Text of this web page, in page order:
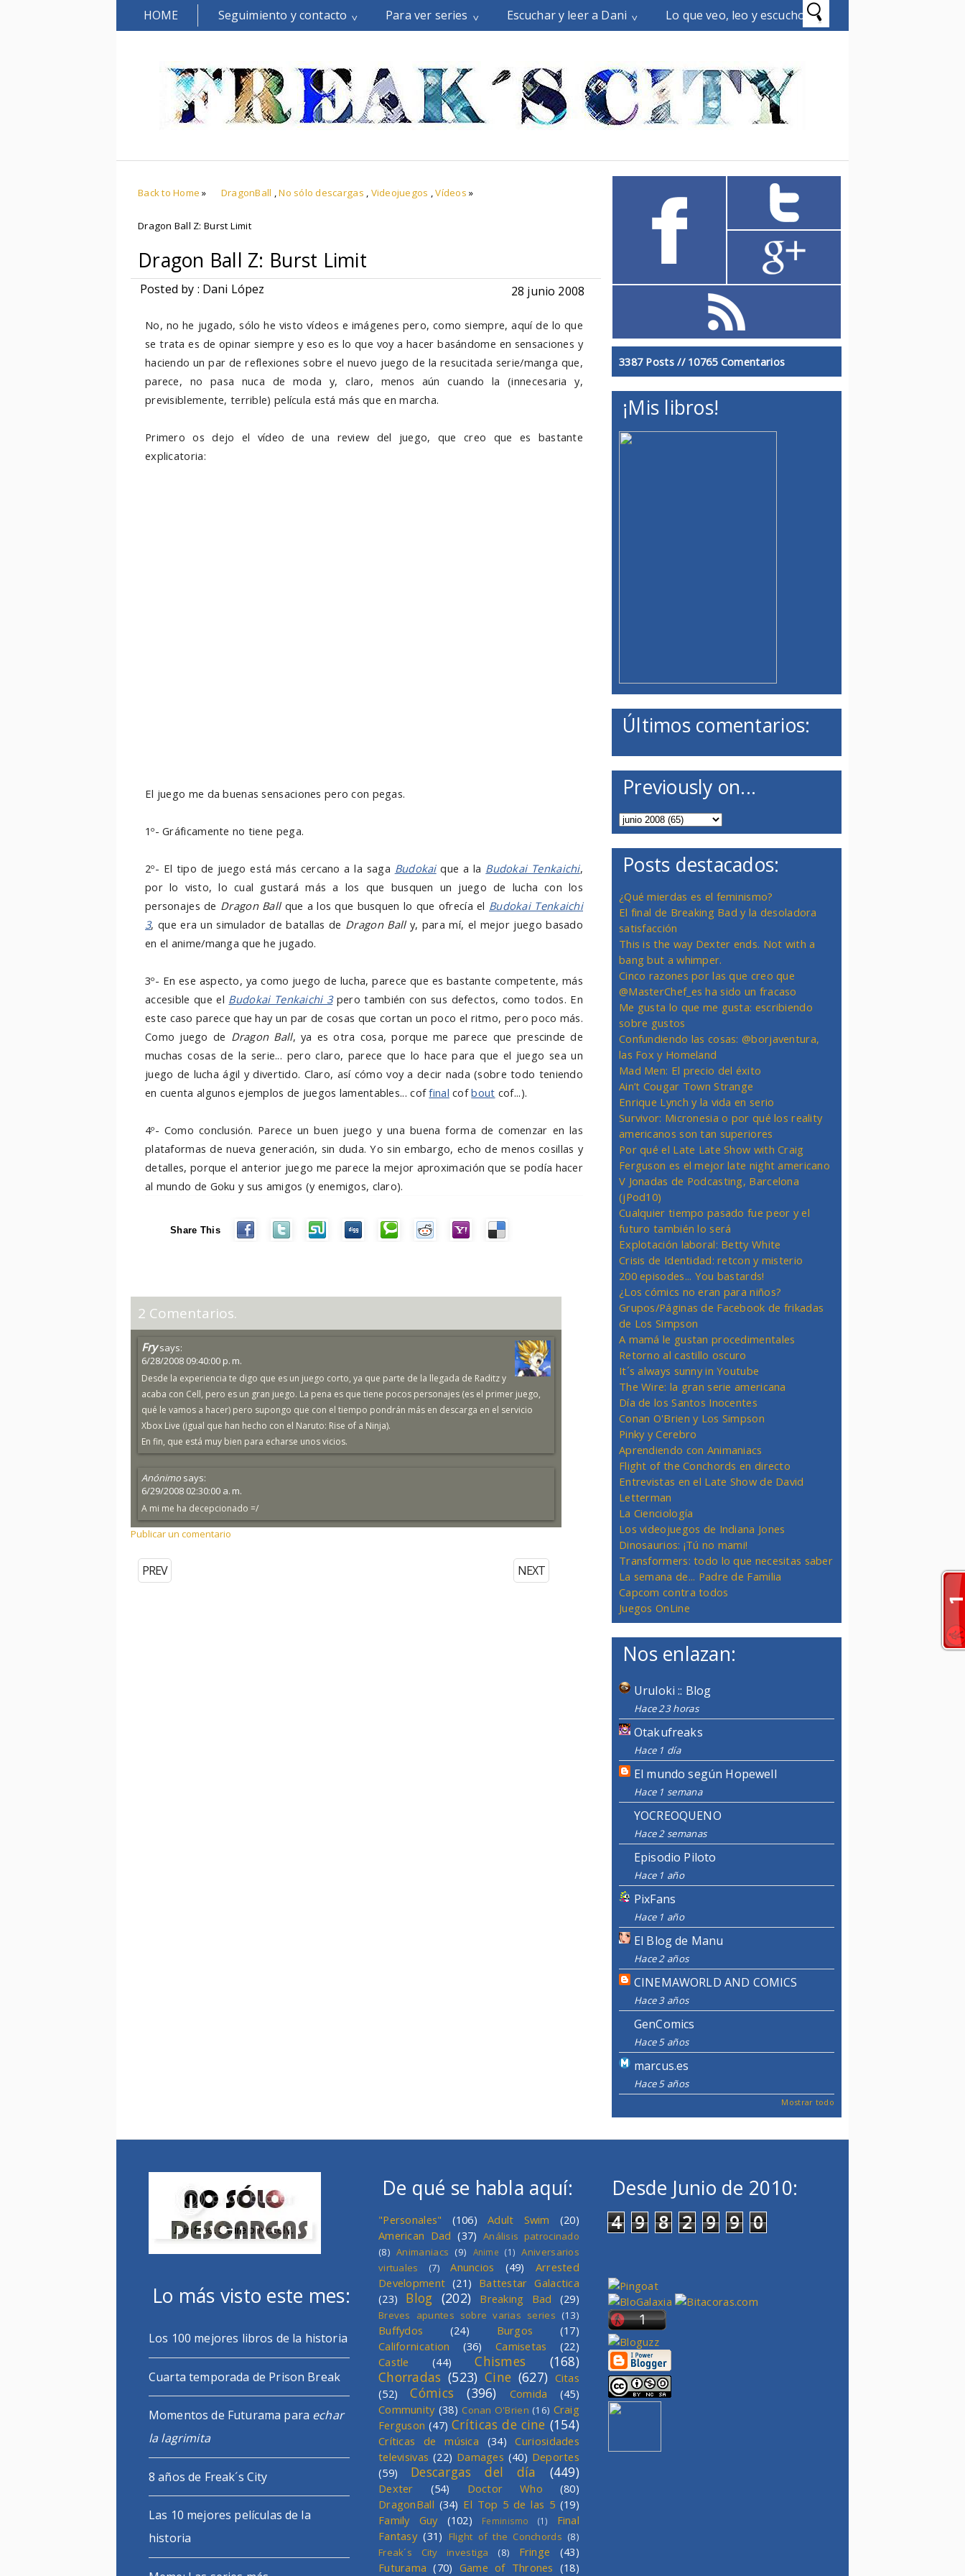
HOME Seguimiento y contacto Para ver series Escuchar y leer a Dani Lo que veo, leo y escucho
Back to Home » DragonBall ,No sólo descargas , Videojuegos ,Vídeos »
Dragon Ball Z: Burst Limit
Dragon Ball Z: Burst Limit
Posted by : Dani López 28 junio 2008
No, no he jugado, sólo he visto vídeos e imágenes pero, como siempre, aquí de lo que
se trata es de opinar siempre y eso es lo que voy a hacer basándome en sensaciones y
haciendo un par de reflexiones sobre el nuevo juego de la resucitada serie/manga que,
parece, no pasa nuca de moda y, claro, menos aún cuando la (innecesaria y,
previsiblemente, terrible) película está más que en marcha.
Primero os dejo el vídeo de una review del juego, que creo que es bastante
explicatoria:
El juego me da buenas sensaciones pero con pegas.
1º- Gráficamente no tiene pega.
2º- El tipo de juego está más cercano a la saga Budokaique a la Budokai Tenkaichi,
por lo visto, lo cual gustará más a los que busquen un juego de lucha con los
personajes de Dragon Ballque a los que busquen lo que ofrecía el Budokai Tenkaichi
3, que era un simulador de batallas de Dragon Bally, para mí, el mejor juego basado
en el anime/manga que he jugado.
3º- En ese aspecto, ya como juego de lucha, parece que es bastante competente, más
accesible que el Budokai Tenkaichi 3pero también con sus defectos, como todos. En
este caso parece que hay un par de cosas que cortan un poco el ritmo, pero poco más.
Como juego de Dragon Ball, ya es otra cosa, porque me parece que prescinde de
muchas cosas de la serie... pero claro, parece que lo hace para que el juego sea un
juego de lucha ágil y divertido. Claro, así cómo voy a decir nada (sobre todo teniendo
en cuenta algunos ejemplos de juegos lamentables... coffinal cofbout cof...).
4º- Como conclusión. Parece un buen juego y una buena forma de comenzar en las
plataformas de nueva generación, sin duda. Yo sin embargo, echo de menos cosillas y
detalles, porque el anterior juego me parece la mejor aproximación que se podía hacer
al mundo de Goku y sus amigos (y enemigos, claro).
Share This
2 Comentarios.
Fry says:
6/28/2008 09:40:00 p. m.
Desde la experiencia te digo que es un juego corto, ya que parte de la llegada de Raditz y
acaba con Cell, pero es un gran juego. La pena es que tiene pocos personajes (es el primer juego,
qué le vamos a hacer) pero supongo que con el tiempo pondrán más en descarga en el servicio
Xbox Live (igual que han hecho con el Naruto: Rise of a Ninja).
En fin, que está muy bien para echarse unos vicios.
Anónimo says:
6/29/2008 02:30:00 a. m.
A mi me ha decepcionado =/
Publicar un comentario
NEXT
PREV
3387 Posts // 10765 Comentarios
¡Mis libros!
Últimos comentarios:
Previously on...
Posts destacados:
¿Qué mierdas es el feminismo?
El final de Breaking Bad y la desoladora
satisfacción
This is the way Dexter ends. Not with a
bang but a whimper.
Cinco razones por las que creo que
@MasterChef_es ha sido un fracaso
Me gusta lo que me gusta: escribiendo
sobre gustos
Confundiendo las cosas: @borjaventura,
las Fox y Homeland
Mad Men: El precio del éxito
Ain’t Cougar Town Strange
Enrique Lynch y la vida en serio
Survivor: Micronesia o por qué los reality
americanos son tan superiores
Por qué el Late Late Show with Craig
Ferguson es el mejor late night americano
V Jonadas de Podcasting, Barcelona
(jPod10)
Cualquier tiempo pasado fue peor y el
futuro también lo será
Explotación laboral: Betty White
Crisis de Identidad: retcon y misterio
200 episodes... You bastards!
¿Los cómics no eran para niños?
Grupos/Páginas de Facebook de frikadas
de Los Simpson
A mamá le gustan procedimentales
Retorno al castillo oscuro
It´s always sunny in Youtube
The Wire: la gran serie americana
Día de los Santos Inocentes
Conan O'Brien y Los Simpson
Pinky y Cerebro
Aprendiendo con Animaniacs
Flight of the Conchords en directo
Entrevistas en el Late Show de David
Letterman
La Cienciología
Los videojuegos de Indiana Jones
Dinosaurios: ¡Tú no mami!
Transformers: todo lo que necesitas saber
La semana de... Padre de Familia
Capcom contra todos
Juegos OnLine
Nos enlazan:
Uruloki :: Blog
Hace 23 horas
Otakufreaks
Hace 1 día
El mundo según Hopewell
Hace 1 semana
YOCREOQUENO
Hace 2 semanas
Episodio Piloto
Hace 1 año
PixFans
Hace 1 año
El Blog de Manu
Hace 2 años
CINEMAWORLD AND COMICS
Hace 3 años
GenComics
Hace 5 años
marcus.es
Hace 5 años
Mostrar todo
Lo más visto este mes:
Los 100 mejores libros de la historia
Cuarta temporada de Prison Break
Momentos de Futurama para echar
la lagrimita
8 años de Freak´s City
Las 10 mejores películas de la
historia
De qué se habla aquí:
"Personales" (106) Adult Swim
(20)
American Dad (37) Análisis patrocinado
(8) Animaniacs (9) Anime (1) Aniversarios
virtuales
(7) Anuncios (49)
Arrested
Development (21) Battestar Galactica
(23)
Blog (202) Breaking Bad (29)
Breves apuntes sobre varias series (13)
Buffydos (24) Burgos
(17)
Californication
(36) Camisetas
(22)
Castle
(44) Chismes
(168)
Chorradas (523) Cine (627) Citas
(52)
Cómics (396) Comida
(45)
Community (38) Conan O'Brien (16) Craig
Ferguson (47) Críticas de cine (154)
Críticas de música (34)
Curiosidades
televisivas (22) Damages (40) Deportes
(59)
Descargas del día (449)
Dexter (54) Doctor Who
(80)
DragonBall (34) El Top 5 de las 5 (19)
Family Guy
(102) Feminismo (1)
Final
Fantasy (31) Flight of the Conchords (8)
Freak´s City investiga
(8) Fringe
(43)
Futurama (70) Game of Thrones (18)
Desde Junio de 2010:
4 9 8 2 9 9 0